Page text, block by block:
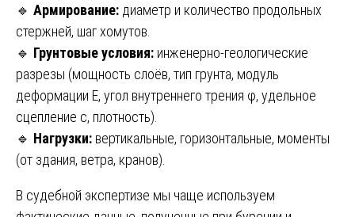
🔹 Армирование: диаметр и количество продольных
стержней, шаг хомутов.
🔹 Грунтовые условия: инженерно-геологические
разрезы (мощность слоёв, тип грунта, модуль
деформации E, угол внутреннего трения φ, удельное
сцепление c, плотность).
🔹 Нагрузки: вертикальные, горизонтальные, моменты
(от здания, ветра, кранов).
В судебной экспертизе мы чаще используем